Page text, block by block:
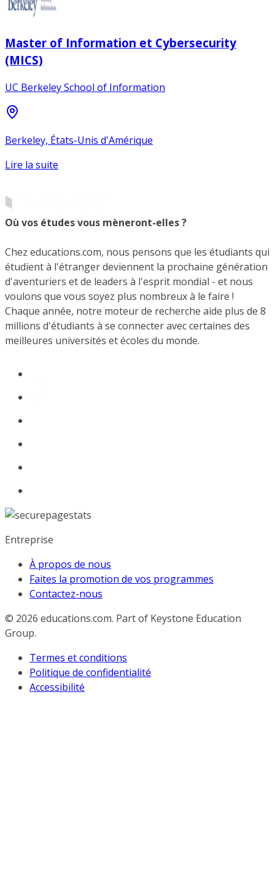
Master of Information et Cybersecurity
(MICS)
UC Berkeley School of Information
Berkeley, États-Unis d'Amérique
Lire la suite
Où vos études vous mèneront-elles ?
Chez educations.com, nous pensons que les étudiants qui
étudient à l'étranger deviennent la prochaine génération
d'aventuriers et de leaders à l'esprit mondial - et nous
voulons que vous soyez plus nombreux à le faire !
Chaque année, notre moteur de recherche aide plus de 8
millions d'étudiants à se connecter avec certaines des
meilleures universités et écoles du monde.
Entreprise
À propos de nous
Faites la promotion de vos programmes
Contactez-nous
© 2026 educations.com. Part of Keystone Education
Group.
Termes et conditions
Politique de confidentialité
Accessibilité